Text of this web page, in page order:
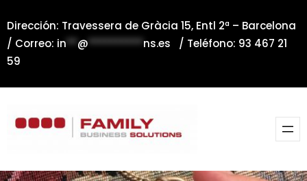
al
contenido
Dirección: Travessera de Gràcia 15, Entl 2ª – Barcelona
/ Correo: in**@**********ns.es / Teléfono: 93 467 21
59